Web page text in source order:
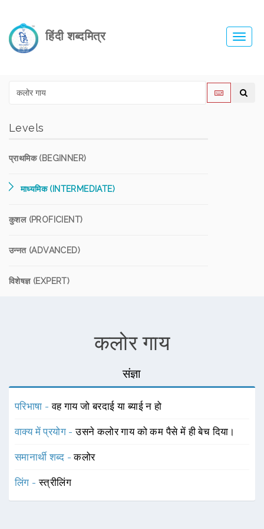
हिंदी शब्दमित्र
Levels
प्राथमिक (BEGINNER)
माध्यमिक (INTERMEDIATE)
कुशल (PROFICIENT)
उन्नत (ADVANCED)
विशेषज्ञ (EXPERT)
कलोर गाय
संज्ञा
परिभाषा -वह गाय जो बरदाई या ब्याई न हो
वाक्य में प्रयोग -उसने कलोर गाय को कम पैसे में ही बेच दिया।
समानार्थी शब्द -कलोर
लिंग -स्त्रीलिंग